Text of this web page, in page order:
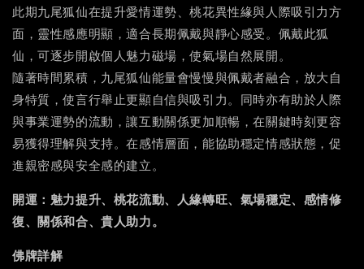
此期九尾狐仙在提升愛情運勢、桃花異性緣與人際吸引力方
面，靈性感應明顯，適合長期佩戴與靜心感受。佩戴此狐
仙，可逐步開啟個人魅力磁場，使氣場自然展開。
隨著時間累積，九尾狐仙能量會慢慢與佩戴者融合，放大自
身特質，使言行舉止更顯自信與吸引力。同時亦有助於人際
與事業運勢的流動，讓互動關係更加順暢，在關鍵時刻更容
易獲得理解與支持。在感情層面，能協助穩定情感狀態，促
進親密感與安全感的建立。
開運：魅力提升、桃花流動、人緣轉旺、氣場穩定、感情修
復、關係和合、貴人助力。
佛牌詳解